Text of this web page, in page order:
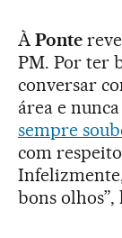
ÀPonte
PM. Por ter
conversar
área e
sempre
com
bons olhos”,